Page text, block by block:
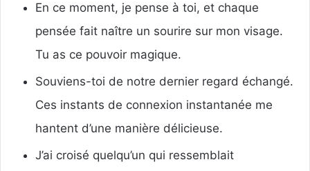
En ce moment, je pense à toi, et chaque
pensée fait naître un sourire sur mon visage.
Tu as ce pouvoir magique.
Souviens-toi de notre dernier regard échangé.
Ces instants de connexion instantanée me
hantent d’une manière délicieuse.
J’ai croisé quelqu’un qui ressemblait